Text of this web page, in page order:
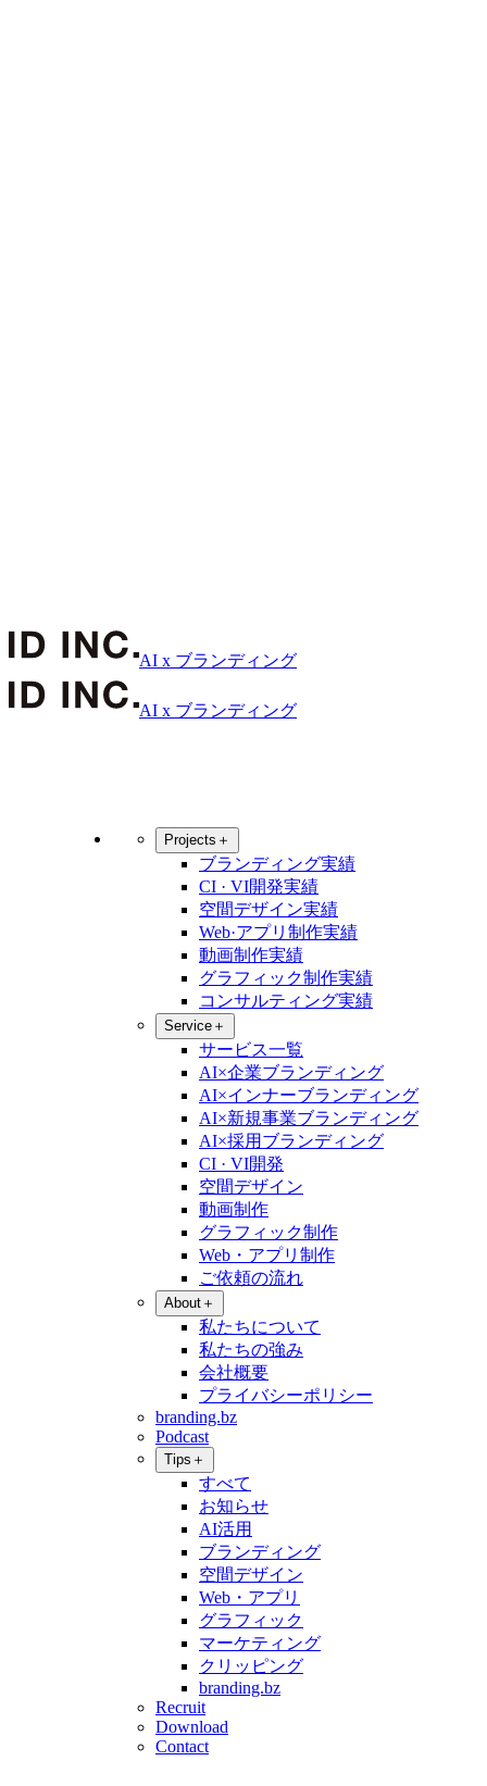
AI x ブランディング
AI x ブランディング
Projects ＋
ブランディング実績
CI · VI開発実績
空間デザイン実績
Web·アプリ制作実績
動画制作実績
グラフィック制作実績
コンサルティング実績
Service ＋
サービス一覧
AI×企業ブランディング
AI×インナーブランディング
AI×新規事業ブランディング
AI×採用ブランディング
CI · VI開発
空間デザイン
動画制作
グラフィック制作
Web・アプリ制作
ご依頼の流れ
About ＋
私たちについて
私たちの強み
会社概要
プライバシーポリシー
branding.bz
Podcast
Tips ＋
すべて
お知らせ
AI活用
ブランディング
空間デザイン
Web・アプリ
グラフィック
マーケティング
クリッピング
branding.bz
Recruit
Download
Contact